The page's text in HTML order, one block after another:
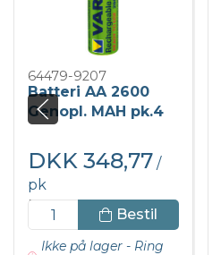
64479-9207
Batteri AA 2600
Genopl. MAH pk.4
DKK 348,77 /
pk
DKK 435,96 inkl. moms
Bestil
Ikke på lager - Ring